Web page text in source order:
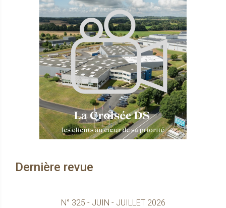
Dernière revue
N° 325 - JUIN - JUILLET 2026